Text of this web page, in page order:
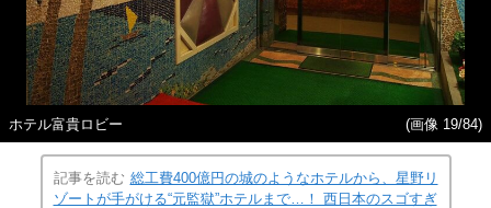
ホテル富貴ロビー (画像 19/84)
記事を読む 総工費400億円の城のようなホテルから、星野リ
ゾートが手がける“元監獄”ホテルまで…！ 西日本のスゴすぎ